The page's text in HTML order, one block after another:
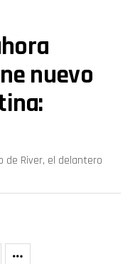
nuevo
de River, el delantero